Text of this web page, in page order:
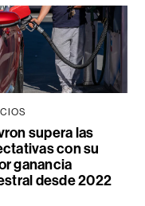
supera las
con su
ganancia
desde 2022